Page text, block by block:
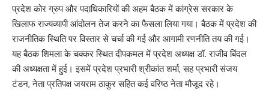
प्रदेश कोर ग्रुप और पदाधिकारियों की अहम बैठक में कांग्रेस सरकार के
खिलाफ राज्यव्यापी आंदोलन तेज करने का फैसला लिया गया। बैठक में प्रदेश की
राजनीतिक स्थिति पर विस्तार से चर्चा की गई और आगामी रणनीति तय की गई।
यह बैठक शिमला के चक्कर स्थित दीपकमल में प्रदेश अध्यक्ष डॉ. राजीव बिंदल
की अध्यक्षता में हुई। इसमें प्रदेश प्रभारी श्रीकांत शर्मा, सह प्रभारी संजय
टंडन, नेता प्रतिपक्ष जयराम ठाकुर सहित कई वरिष्ठ नेता मौजूद रहे।